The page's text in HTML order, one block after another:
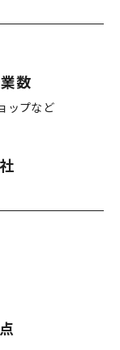
数
ップなど
社
点